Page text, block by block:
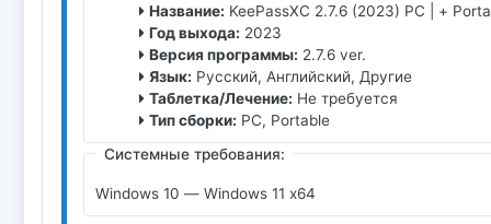
Название: KeePassXC 2.7.6 (2023) PC | +
Год выхода: 2023
Версия программы: 2.7.6 ver.
Язык: Русский, Английский, Другие
Таблетка/Лечение: Не требуется
Тип сборки: PC, Portable
Системные требования:
Windows 10 — Windows 11 x64